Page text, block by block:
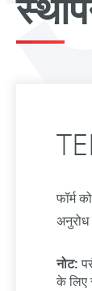
फॉर्म
अनुरोध
नोट:
के लिए